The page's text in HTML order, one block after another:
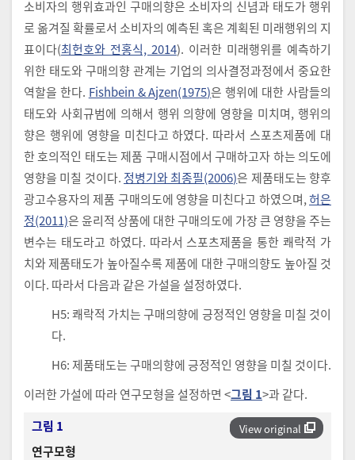
소비자의 행위효과인 구매의향은 소비자의 신념과 태도가 행위
로 옮겨질 확률로서 소비자의 예측된 혹은 계획된 미래행위의 지
표이다(최헌호와 전홍식, 2014). 이러한 미래행위를 예측하기
위한 태도와 구매의향 관계는 기업의 의사결정과정에서 중요한
역할을 한다. Fishbein & Ajzen(1975)은 행위에 대한 사람들의
태도와 사회규범에 의해서 행위 의향에 영향을 미치며, 행위의
향은 행위에 영향을 미친다고 하였다. 따라서 스포츠제품에 대
한 호의적인 태도는 제품 구매시점에서 구매하고자 하는 의도에
영향을 미칠 것이다. 정병기와 최종필(2006)은 제품태도는 향후
광고수용자의 제품 구매의도에 영향을 미친다고 하였으며,허은
정(2011)은 윤리적 상품에 대한 구매의도에 가장 큰 영향을 주는
변수는 태도라고 하였다. 따라서 스포츠제품을 통한 쾌락적 가
치와 제품태도가 높아질수록 제품에 대한 구매의향도 높아질 것
이다. 따라서 다음과 같은 가설을 설정하였다.
H5: 쾌락적 가치는 구매의향에 긍정적인 영향을 미칠 것이
다.
H6: 제품태도는 구매의향에 긍정적인 영향을 미칠 것이다.
이러한 가설에 따라 연구모형을 설정하면 <그림 1>과 같다.
View original
그림 1
연구모형